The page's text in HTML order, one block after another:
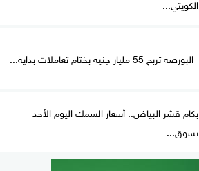
الكويتي...
البورصة تربح 55 مليار جنيه بختام تعاملات بداية...
بكام قشر البياض.. أسعار السمك اليوم الأحد
بسوق...